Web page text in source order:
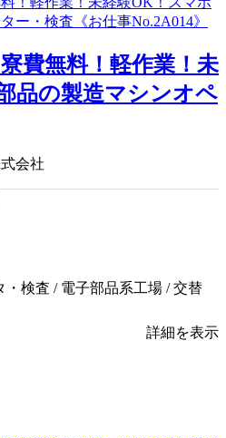
費無料！軽作業！未
品の製造マシンオペ
会社
・検査 / 電子部品系工場 / 交替
詳細を表示